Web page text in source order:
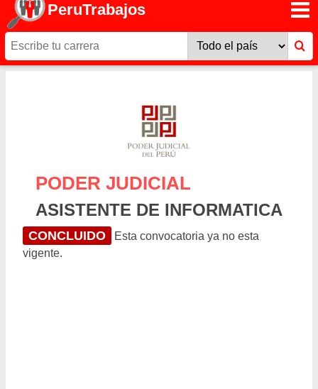
PeruTrabajos
PODER JUDICIAL
ASISTENTE DE INFORMATICA
CONCLUIDO
Esta convocatoria ya no esta
vigente.